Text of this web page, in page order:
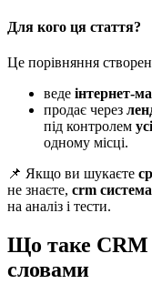
Для кого ця стаття?
Це порівняння
веде інтернет-
продає через
під контролем
одному місці.
📌 Якщо ви шукаєте
не знаєте, crm
на аналіз і тести.
Що таке CRM
словами